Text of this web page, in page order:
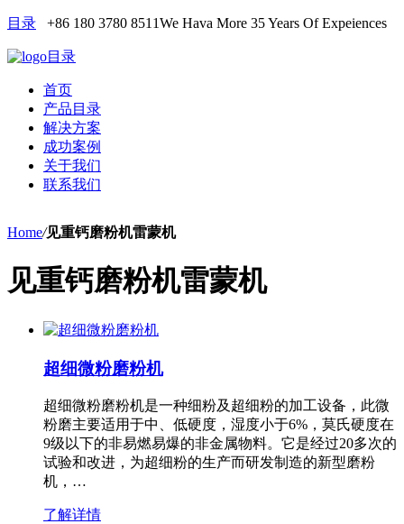
目录 +86 180 3780 8511We Hava More 35 Years Of Expeiences
目录
首页
产品目录
解决方案
成功案例
关于我们
联系我们
Home/见重钙磨粉机雷蒙机
见重钙磨粉机雷蒙机
超细微粉磨粉机
超细微粉磨粉机是一种细粉及超细粉的加工设备，此微
粉磨主要适用于中、低硬度，湿度小于6%，莫氏硬度在
9级以下的非易燃易爆的非金属物料。它是经过20多次的
试验和改进，为超细粉的生产而研发制造的新型磨粉
机，…
了解详情